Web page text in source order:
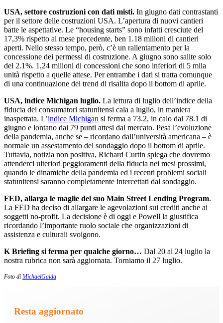
USA, settore costruzioni con dati misti. In giugno dati contrastanti
per il settore delle costruzioni USA. L’apertura di nuovi cantieri
batte le aspettative. Le “housing starts” sono infatti cresciute del
17,3% rispetto al mese precedente, ben 1.18 milioni di cantieri
aperti. Nello stesso tempo, però, c’è un rallentamento per la
concessione dei permessi di costruzione. A giugno sono salite solo
del 2.1%. 1,24 milioni di concessioni che sono inferiori di 5 mila
unità rispetto a quelle attese. Per entrambe i dati si tratta comunque
di una continuazione del trend di risalita dopo il bottom di aprile.
USA, indice Michigan luglio. La lettura di luglio dell’indice della
fiducia dei consumatori statunitensi cala a luglio, in maniera
inaspettata. L’indice Michigan si ferma a 73.2, in calo dal 78.1 di
giugno e lontano dai 79 punti attesi dal mercato. Pesa l’evoluzione
della pandemia, anche se – ricordano dall’università americana – è
normale un assestamento del sondaggio dopo il bottom di aprile.
Tuttavia, notizia non positiva, Richard Curtin spiega che dovremo
attenderci ulteriori peggioramenti della fiducia nei mesi prossimi,
quando le dinamiche della pandemia ed i recenti problemi sociali
statunitensi saranno completamente intercettati dal sondaggio.
FED, allarga le maglie del suo Main Street Lending Program.
La FED ha deciso di allargare le agevolazioni sui crediti anche ai
soggetti no-profit. La decisione è di oggi e Powell la giustifica
ricordando l’importante ruolo sociale che organizzazioni di
assistenza e culturali svolgono.
K Briefing si ferma per qualche giorno… Dal 20 al 24 luglio la
nostra rubrica non sarà aggiornata. Torniamo il 27 luglio.
Foto di MichaelGaida
Resta aggiornato